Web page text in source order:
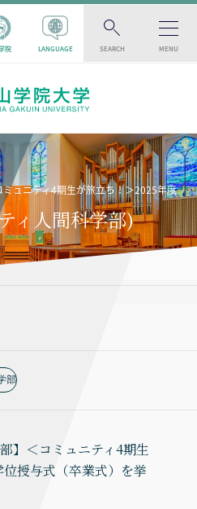
院 LANGUAGE SEARCH MENU
ミュニティ4期生が旅立ち！＞2025年度
ィ人間科学部)
部
】＜コミュニティ4期生
授与式（卒業式）を挙